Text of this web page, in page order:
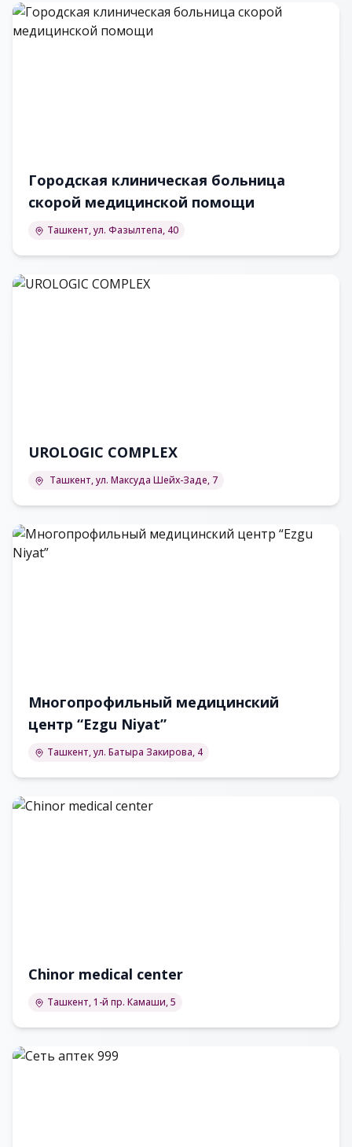
Городская клиническая больница
скорой медицинской помощи
Ташкент, ул. Фазылтепа, 40
UROLOGIC COMPLEX
Ташкент, ул. Максуда Шейх-Заде, 7
Многопрофильный медицинский
центр “Ezgu Niyat”
Ташкент, ул. Батыра Закирова, 4
Chinor medical center
Ташкент, 1-й пр. Камаши, 5